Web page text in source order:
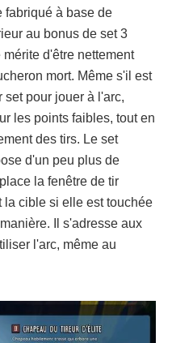
fabriqué à base de
au bonus de set 3
d'être nettement
mort. Même s'il est
pour jouer à l'arc,
les points faibles, tout en
des tirs. Le set
d'un peu plus de
la fenêtre de tir
la cible si elle est touchée
Il s'adresse aux
l'arc, même au